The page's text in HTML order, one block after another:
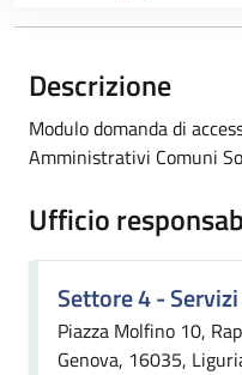
Descrizione
Modulo domanda di
Amministrativi Comuni
Ufficio
Settore 4 -
Piazza Molfino 10,
Genova, 16035,